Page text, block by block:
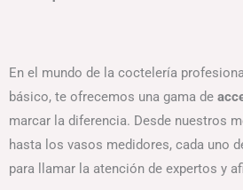
En el mundo de la coctelería
básico, te ofrecemos una gama de
marcar la diferencia. Desde nuestros
hasta los vasos medidores, cada uno
para llamar la atención de expertos y